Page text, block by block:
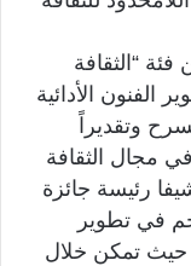
“الثقافة
الفنون الأدائية
وتقديراً
مجال الثقافة
رئيسة جائزة
في تطوير
حيث تمكن خلال